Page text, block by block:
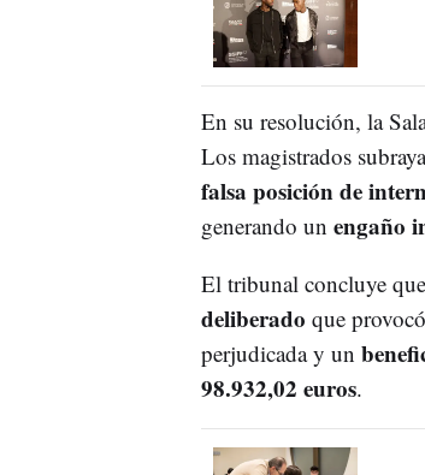
En su resolución, la
Los magistrados
falsa posición de
generando un engaño
El tribunal concluye
deliberado que
perjudicada y un
98.932,02 euros.